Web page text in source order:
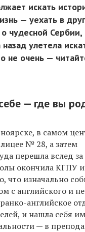
искать
— уехать в
чудесной
улетела
не очень —
— где вы
в самом
№ 28, а затем
перешла вслед
окончила КГПУ
что изначально
с английского и
английское
и нашла себя
— в